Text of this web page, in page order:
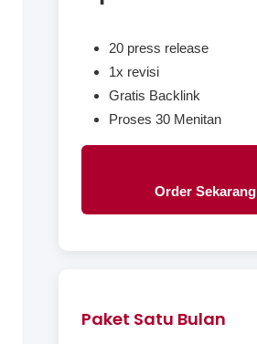
20 press release
1x revisi
Gratis Backlink
Proses 30 Menitan
Order Sekarang
Paket Satu Bulan